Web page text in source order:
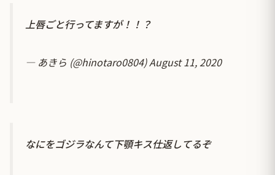
上唇ごと行ってますが！！？
— あきら (@hinotaro0804)August 11, 2020
なにをゴジラなんて下顎キス仕返してるぞ